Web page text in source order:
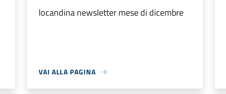
locandina newsletter mese di dicembre
VAI ALLA PAGINA